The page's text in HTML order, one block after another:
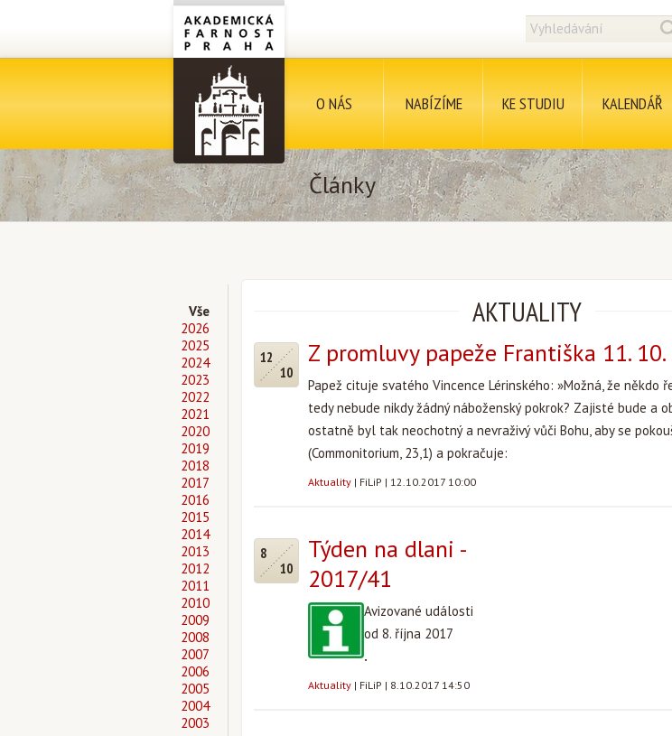
O NÁS NABÍZÍME KE STUDIU KALENDÁŘ
Články
Vše
2026
2025
2024
2023
2022
2021
2020
2019
2018
2017
2016
2015
2014
2013
2012
2011
2010
2009
2008
2007
2006
2005
2004
2003
AKTUALITY
12
10
Z promluvy papeže Františka 11.
Papež cituje svatého Vincence Lérinského: »Možná, že někdo
tedy nebude nikdy žádný náboženský pokrok? Zajisté bude a
ostatně byl tak neochotný a nevraživý vůči Bohu, aby se
(Commonitorium, 23,1) a pokračuje:
Aktuality | FiLiP | 12.10.2017 10:00
8
10
Týden na dlani -
2017/41
Avizované události
od 8. října 2017
.
Aktuality | FiLiP | 8.10.2017 14:50